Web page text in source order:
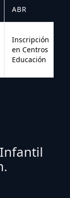
ABR
Inscripción
en Centros
Educación